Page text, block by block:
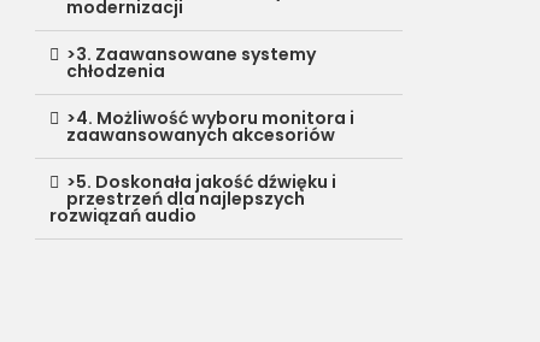
modernizacji
>3. Zaawansowane systemy
chłodzenia
>4. Możliwość wyboru monitora i
zaawansowanych akcesoriów
>5. Doskonała jakość dźwięku i
przestrzeń dla najlepszych
rozwiązań audio